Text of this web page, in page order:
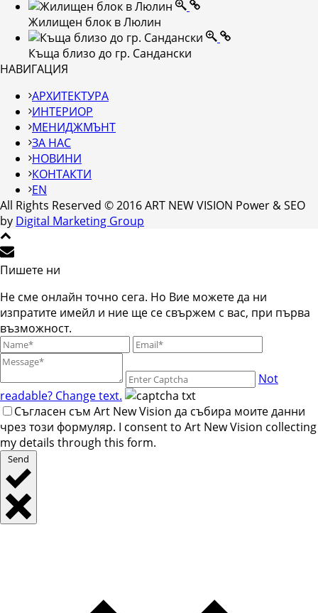
Жилищен блок в Люлин
Къща близо до гр. Сандански
НАВИГАЦИЯ
АРХИТЕКТУРА
ИНТЕРИОР
МЕНИДЖМЪНТ
ЗА НАС
НОВИНИ
КОНТАКТИ
EN
All Rights Reserved © 2016 ART NEW VISION Power & SEO
by Digital Marketing Group
Пишете ни
Не сме онлайн точно сега. Но Вие можете да ни
изпратите имейл и ние ще се свържем с вас, при първа
възможност.
Not
readable? Change text.
Съгласен съм Art New Vision да събира моите данни
чрез този формуляр. I consent to Art New Vision collecting
my details through this form.
Send